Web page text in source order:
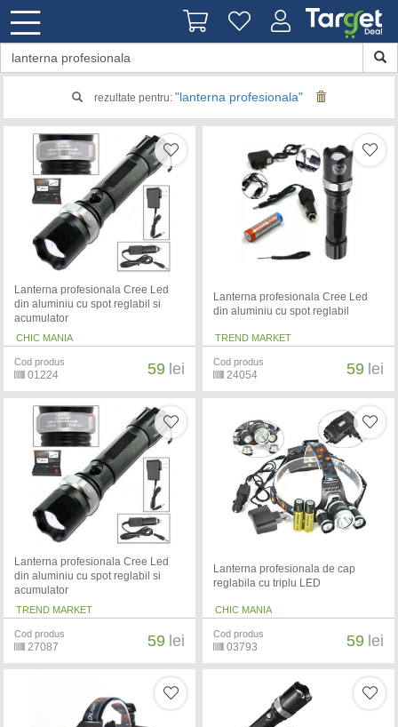
rezultate pentru: "lanterna profesionala"
Lanterna profesionala Cree Led
din aluminiu cu spot reglabil si
acumulator
CHIC MANIA
Cod produs
01224 59 lei
Lanterna profesionala Cree Led
din aluminiu cu spot reglabil
TREND MARKET
Cod produs
24054 59 lei
Lanterna profesionala Cree Led
din aluminiu cu spot reglabil si
acumulator
TREND MARKET
Cod produs
27087 59 lei
Lanterna profesionala de cap
reglabila cu triplu LED
CHIC MANIA
Cod produs
03793 59 lei